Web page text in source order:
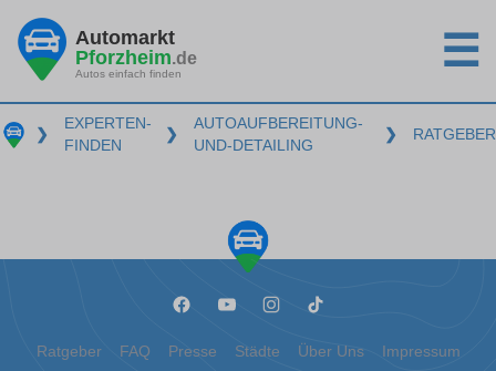
Automarkt
Pforzheim.de
Autos einfach finden ☰
❯
EXPERTEN-
FINDEN
❯
AUTOAUFBEREITUNG-
UND-DETAILING
❯ RATGEBER
Ratgeber FAQ Presse Städte Über Uns Impressum